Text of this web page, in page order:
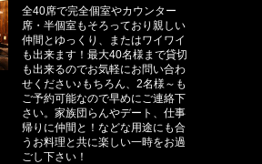
全40席で完全個室やカウンター
席・半個室もそろっており親しい
仲間とゆっくり、またはワイワイ
も出来ます！最大40名様まで貸切
も出来るのでお気軽にお問い合わ
せください♪もちろん、2名様～も
ご予約可能なので早めにご連絡下
さい。家族団らんやデート、仕事
帰りに仲間と！などな用途にも合
うお料理と共に楽しい一時をお過
ごし下さい！